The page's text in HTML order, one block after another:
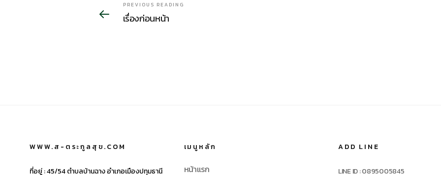
PREVIOUS READING
เรื่องก่อนหน้า
WWW.ส-ตระกูลสุข.COM
ที่อยู่ :45/54 ตำบลบ้านฉาง อำเภอเมืองปทุมธานี
เมนูหลัก
หน้าแรก
ADD LINE
LINE ID : 0895005845